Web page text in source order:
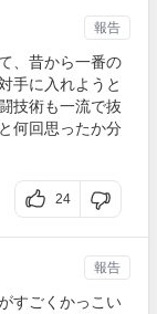
、昔から一番の
手に入れようと
技術も一流で抜
何回思ったか分
24
報告
すごくかっこい
報告